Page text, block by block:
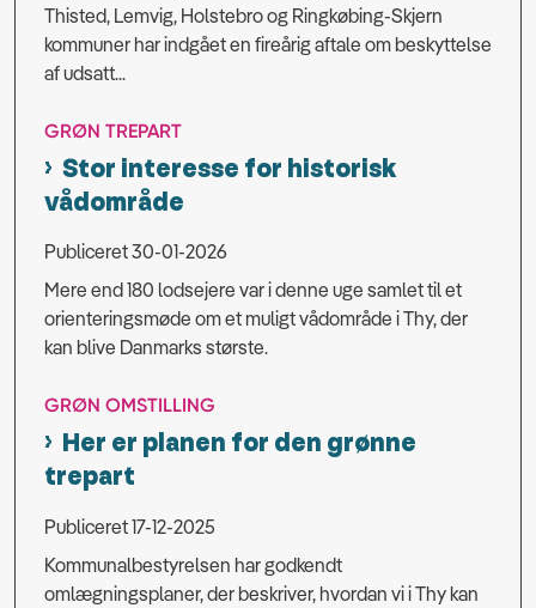
Thisted, Lemvig, Holstebro og Ringkøbing-Skjern
kommuner har indgået en fireårig aftale om beskyttelse
af udsatt...
GRØN TREPART
Stor interesse for historisk
vådområde
Publiceret 30-01-2026
Mere end 180 lodsejere var i denne uge samlet til et
orienteringsmøde om et muligt vådområde i Thy, der
kan blive Danmarks største.
GRØN OMSTILLING
Her er planen for den grønne
trepart
Publiceret 17-12-2025
Kommunalbestyrelsen har godkendt
omlægningsplaner, der beskriver, hvordan vi i Thy kan